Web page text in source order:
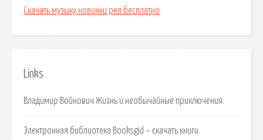
Скачать музыку новинки реп бесплатно
Links
Владимир Войнович Жизнь и необычайные приключения.
Электронная библиотека Booksgid – скачать книги.